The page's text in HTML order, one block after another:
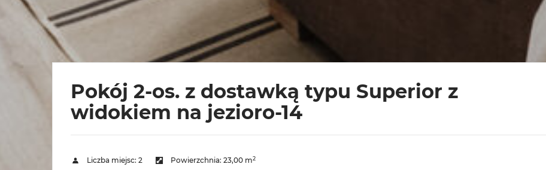
Pokój 2-os. z dostawką typu Superior z
widokiem na jezioro-14
Liczba miejsc: 2 Powierzchnia: 23,00 m2